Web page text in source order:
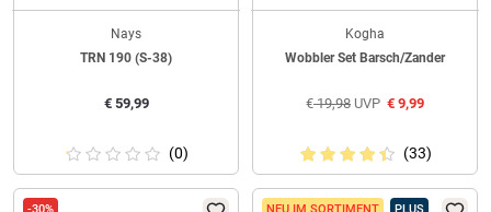
Nays
TRN 190 (S-38)
€59,99
(0)
Kogha
Wobbler Set Barsch/Zander
€19,98 UVP € 9,99
(33)